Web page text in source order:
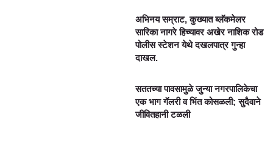
अभिनय सम्राट, कुख्यात ब्लॅकमेलर
सारिका नागरे हिच्यावर अखेर नाशिक रोड
पोलीस स्टेशन येथे दखलपात्र गुन्हा
दाखल.
सततच्या पावसामुळे जुन्या नगरपालिकेचा
एक भाग गॅलरी व भिंत कोसळली; सुदैवाने
जीवितहानी टळली